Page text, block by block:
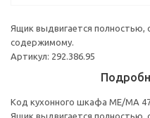
Ящик выдвигается полностью,
содержимому.
Артикул: 292.386.95
Код кухонного шкафа ME/MA
Ящик выдвигается полностью,